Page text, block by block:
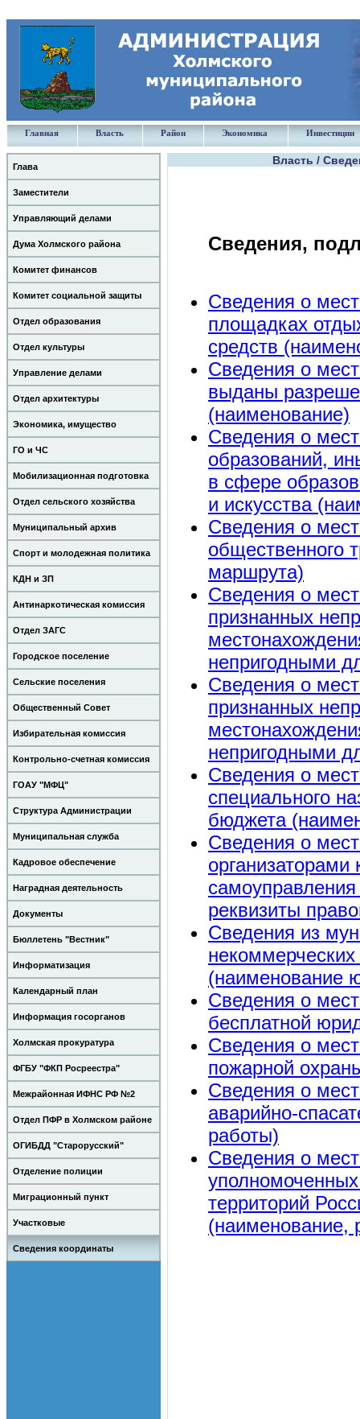
Главная Власть Район Экономика Инвестиции
Глава
Заместители
Управляющий делами
Дума Холмского района
Комитет финансов
Комитет социальной защиты
Отдел образования
Отдел культуры
Управление делами
Отдел архитектуры
Экономика, имущество
ГО и ЧС
Мобилизационная подготовка
Отдел сельского хозяйства
Муниципальный архив
Спорт и молодежная политика
КДН и ЗП
Антинаркотическая комиссия
Отдел ЗАГС
Городское поселение
Сельские поселения
Общественный Совет
Избирательная комиссия
Контрольно-счетная комиссия
ГОАУ "МФЦ"
Структура Администрации
Муниципальная служба
Кадровое обеспечение
Наградная деятельность
Документы
Бюллетень "Вестник"
Информатизация
Календарный план
Информация госорганов
Холмская прокуратура
ФГБУ "ФКП Росреестра"
Межрайонная ИФНС РФ №2
Отдел ПФР в Холмском районе
ОГИБДД "Старорусский"
Отделение полиции
Миграционный пункт
Участковые
Сведения координаты
Власть /
Сведения,
Сведения о
площадках
средств
Сведения о
выданы
(наименование)
Сведения о
образований,
в сфере
и искусства
Сведения о
общественного
маршрута)
Сведения о
признанных
непригодными
Сведения о
признанных
непригодными
Сведения о
специального
бюджета
Сведения о
организаторами
реквизиты
Сведения из
(наименование
Сведения о
бесплатной
Сведения о
пожарной
Сведения о
аварийно-
работы)
Сведения о
территорий
(наименование,